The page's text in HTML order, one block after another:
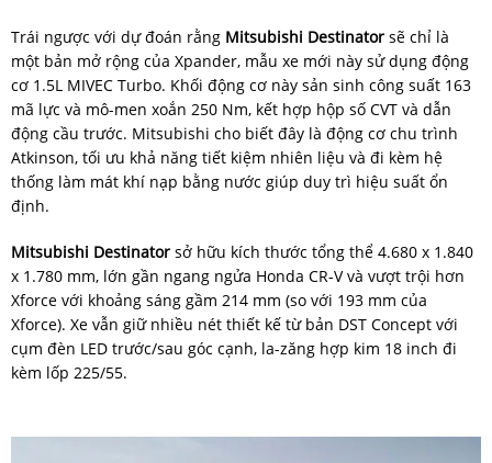
Trái ngược với dự đoán rằng Mitsubishi Destinator sẽ chỉ là
một bản mở rộng của Xpander, mẫu xe mới này sử dụng động
cơ 1.5L MIVEC Turbo. Khối động cơ này sản sinh công suất 163
mã lực và mô-men xoắn 250 Nm, kết hợp hộp số CVT và dẫn
động cầu trước. Mitsubishi cho biết đây là động cơ chu trình
Atkinson, tối ưu khả năng tiết kiệm nhiên liệu và đi kèm hệ
thống làm mát khí nạp bằng nước giúp duy trì hiệu suất ổn
định.
Mitsubishi Destinator sở hữu kích thước tổng thể 4.680 x 1.840
x 1.780 mm, lớn gần ngang ngửa Honda CR-V và vượt trội hơn
Xforce với khoảng sáng gầm 214 mm (so với 193 mm của
Xforce). Xe vẫn giữ nhiều nét thiết kế từ bản DST Concept với
cụm đèn LED trước/sau góc cạnh, la-zăng hợp kim 18 inch đi
kèm lốp 225/55.